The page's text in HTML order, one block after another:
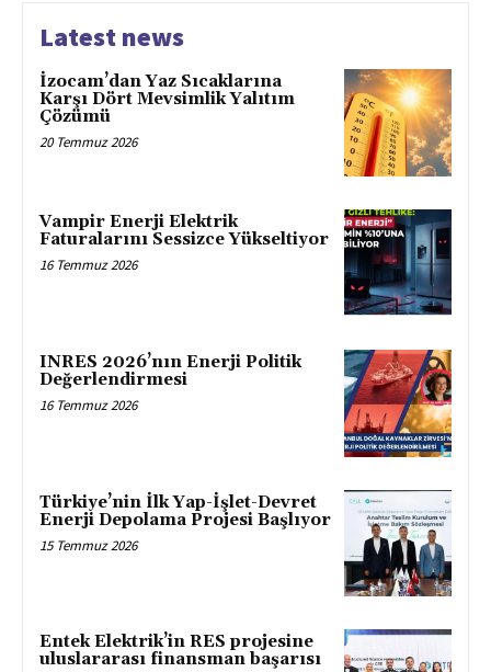
Latest news
İzocam’dan Yaz Sıcaklarına
Karşı Dört Mevsimlik Yalıtım
Çözümü
20 Temmuz 2026
Vampir Enerji Elektrik
Faturalarını Sessizce Yükseltiyor
16 Temmuz 2026
INRES 2026’nın Enerji Politik
Değerlendirmesi
16 Temmuz 2026
Türkiye’nin İlk Yap-İşlet-Devret
Enerji Depolama Projesi Başlıyor
15 Temmuz 2026
Entek Elektrik’in RES projesine
uluslararası finansman başarısı